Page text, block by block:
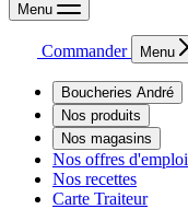
Menu
Commander Menu
Boucheries André
Nos produits
Nos magasins
Nos offres d'emploi
Nos recettes
Carte Traiteur